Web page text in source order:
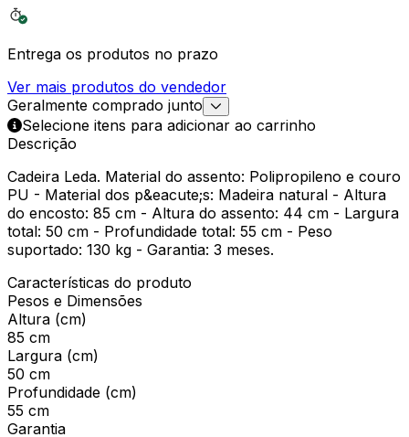
Entrega os produtos no prazo
Ver mais produtos do vendedor
Geralmente comprado junto
Selecione itens para adicionar ao carrinho
Descrição
Cadeira Leda. Material do assento: Polipropileno e couro
PU - Material dos p&eacute;s: Madeira natural - Altura
do encosto: 85 cm - Altura do assento: 44 cm - Largura
total: 50 cm - Profundidade total: 55 cm - Peso
suportado: 130 kg - Garantia: 3 meses.
Características do produto
Pesos e Dimensões
Altura (cm)
85 cm
Largura (cm)
50 cm
Profundidade (cm)
55 cm
Garantia